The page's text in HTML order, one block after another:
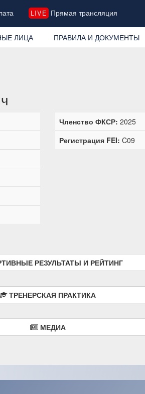
LIVE Прямая трансляция
ЛИЦА ПРАВИЛА И ДОКУМЕНТЫ
Членство ФКСР: 2025
Регистрация FEI: C09
РЕЗУЛЬТАТЫ И РЕЙТИНГ
ТРЕНЕРСКАЯ ПРАКТИКА
МЕДИА